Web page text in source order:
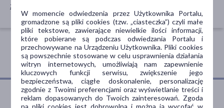
zawiesina
W momencie odwiedzenia przez Użytkownika Portalu,
gromadzone są pliki cookies (tzw. „ciasteczka”) czyli małe
pliki tekstowe, zawierające niewielkie ilości informacji,
które pobierane są podczas odwiedzania Portalu i
przechowywane na Urządzeniu Użytkownika. Pliki cookies
są powszechnie stosowane w celu usprawnienia działania
witryn internetowych, umożliwiają nam zapewnienie
kluczowych funkcji serwisu, zwiększenie jego
bezpieczeństwa, ciągłe doskonalenie, personalizację
zgodnie z Twoimi preferencjami oraz wyświetlanie treści i
reklam dopasowanych do Twoich zainteresowań. Zgoda
na pliki cookies jest dobrowolna i można ją wycofać w